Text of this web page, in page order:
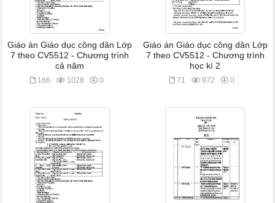
Giáo án Giáo dục công dân Lớp
7 theo CV5512 - Chương trình
cả năm
166 1028 0
Giáo án Giáo dục công dân Lớp
7 theo CV5512 - Chương trình
học kì 2
71 972 0